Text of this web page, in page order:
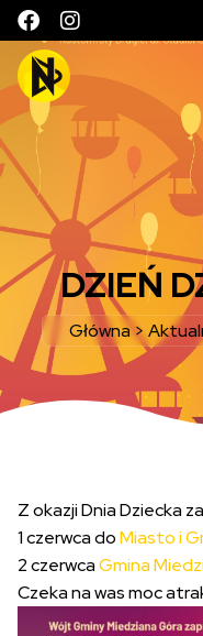
DZIEŃ
Główna>
Z okazji Dnia Dziecka
1 czerwca doMiasto i
2 czerwcaGmina
Czeka na was moc